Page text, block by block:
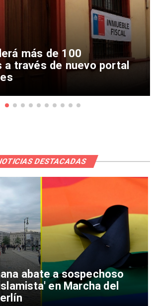
más de 100
a través de nuevo portal
abate a sospechoso
en Marcha del
DESTACADAS